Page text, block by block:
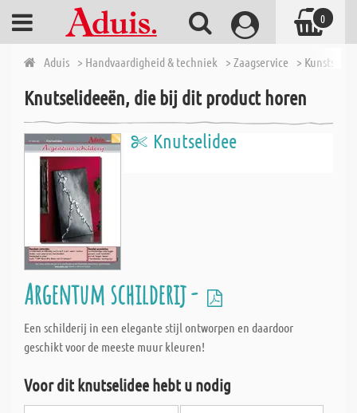
Aduis > Handvaardigheid & techniek > Zaagservice > Kunststof
Knutselideeën, die bij dit product horen
Knutselidee
Argentum schilderij -
Een schilderij in een elegante stijl ontworpen en daardoor
geschikt voor de meeste muur kleuren!
Voor dit knutselidee hebt u nodig
0